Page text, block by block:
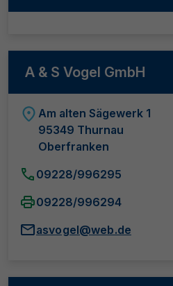
A & S Vogel GmbH
Am alten Sägewerk 1
95349 Thurnau
Oberfranken
09228/996295
09228/996294
asvogel@web.de